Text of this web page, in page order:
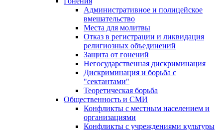
Административное и полицейское
вмешательство
Места для молитвы
Отказ в регистрации и ликвидация
религиозных объединений
Защита от гонений
Негосударственная дискриминация
Дискриминация и борьба с
"сектантами"
Теоретическая борьба
Общественность и СМИ
Конфликты с местным населением и
организациями
Конфликты с учреждениями культуры